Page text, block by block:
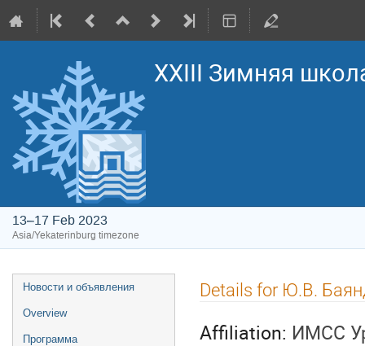
XXIII Зимняя
13–17 Feb 2023
Asia/Yekaterinburg timezone
Event
menu
Новости и объявления
Overview
Программа
Details for Ю.В.
Affiliation: ИМСС